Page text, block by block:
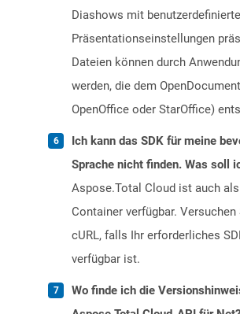
Diashows mit
Präsentationseinstellungen
Dateien können durch
werden, die dem
OpenOffice oder StarOffice)
Ich kann das SDK für meine
Sprache nicht finden. Was soll
Aspose.Total Cloud ist auch
Container verfügbar.
cURL, falls Ihr erforderliches
verfügbar ist.
Wo finde ich die